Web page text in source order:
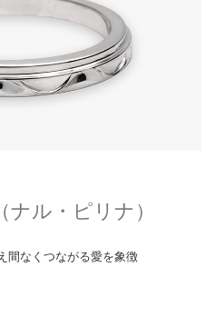
ナル・ピリナ）
間なくつながる愛を象徴